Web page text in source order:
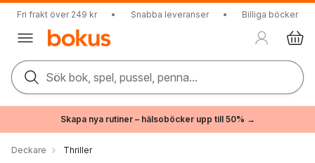
Fri frakt över 249 kr • Snabba leveranser • Billiga böcker
Sök bok, spel, pussel, penna...
Skapa nya rutiner – hälsoböcker upp till 50% →
Deckare Thriller